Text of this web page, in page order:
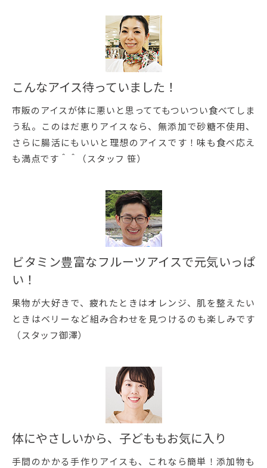
こんなアイス待っていました！
市販のアイスが体に悪いと思っててもついつい食べてしま
う私。このはだ恵りアイスなら、無添加で砂糖不使用、
さらに腸活にもいいと理想のアイスです！味も食べ応え
も満点です＾＾（スタッフ 笹）
ビタミン豊富なフルーツアイスで元気いっぱ
い！
果物が大好きで、疲れたときはオレンジ、肌を整えたい
ときはベリーなど組み合わせを見つけるのも楽しみです
（スタッフ御澤）
体にやさしいから、子どももお気に入り
手間のかかる手作りアイスも、これなら簡単！添加物も